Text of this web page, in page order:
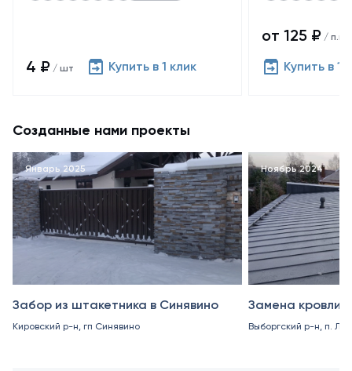
4 ₽ / шт Купить в 1 клик
от 125 ₽ / п.м.
Купить в 1
Созданные нами проекты
Январь 2025
Забор из штакетника в Синявино
Кировский р-н, гп Синявино
Ноябрь 2024
Замена кровли
Выборгский р-н, п.